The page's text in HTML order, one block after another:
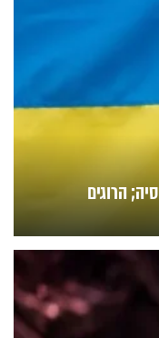
הרוגים